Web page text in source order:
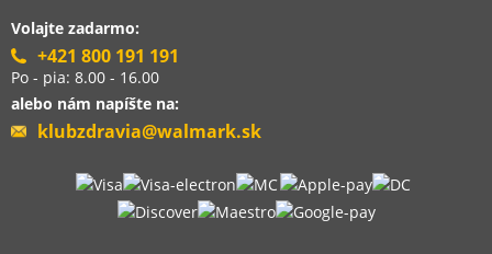
Volajte zadarmo:
+421 800 191 191
Po - pia: 8.00 - 16.00
alebo nám napíšte na:
klubzdravia@walmark.sk